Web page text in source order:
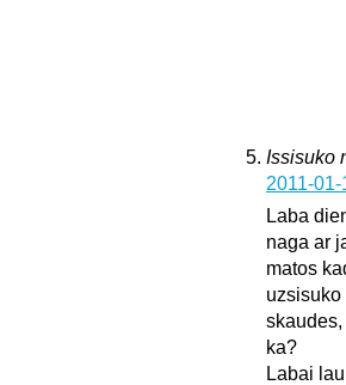
Issisuko
2011-
Laba
naga ar
matos
uzsisuko
ka?
Labai